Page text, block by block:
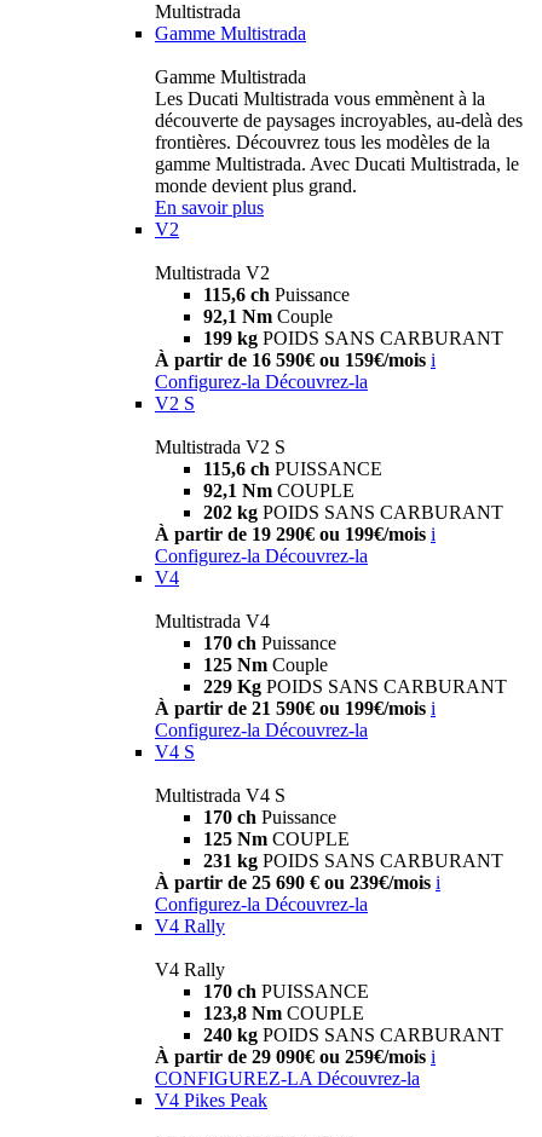
Multistrada
Gamme Multistrada
Gamme Multistrada
Les Ducati Multistrada vous emmènent à la
découverte de paysages incroyables, au-delà des
frontières. Découvrez tous les modèles de la
gamme Multistrada. Avec Ducati Multistrada, le
monde devient plus grand.
En savoir plus
V2
Multistrada V2
115,6 ch Puissance
92,1 Nm Couple
199 kg POIDS SANS CARBURANT
À partir de 16 590€ ou 159€/mois i
Configurez-la Découvrez-la
V2 S
Multistrada V2 S
115,6 ch PUISSANCE
92,1 Nm COUPLE
202 kg POIDS SANS CARBURANT
À partir de 19 290€ ou 199€/mois i
Configurez-la Découvrez-la
V4
Multistrada V4
170 ch Puissance
125 Nm Couple
229 Kg POIDS SANS CARBURANT
À partir de 21 590€ ou 199€/mois i
Configurez-la Découvrez-la
V4 S
Multistrada V4 S
170 ch Puissance
125 Nm COUPLE
231 kg POIDS SANS CARBURANT
À partir de 25 690 € ou 239€/mois i
Configurez-la Découvrez-la
V4 Rally
V4 Rally
170 ch PUISSANCE
123,8 Nm COUPLE
240 kg POIDS SANS CARBURANT
À partir de 29 090€ ou 259€/mois i
CONFIGUREZ-LA Découvrez-la
V4 Pikes Peak